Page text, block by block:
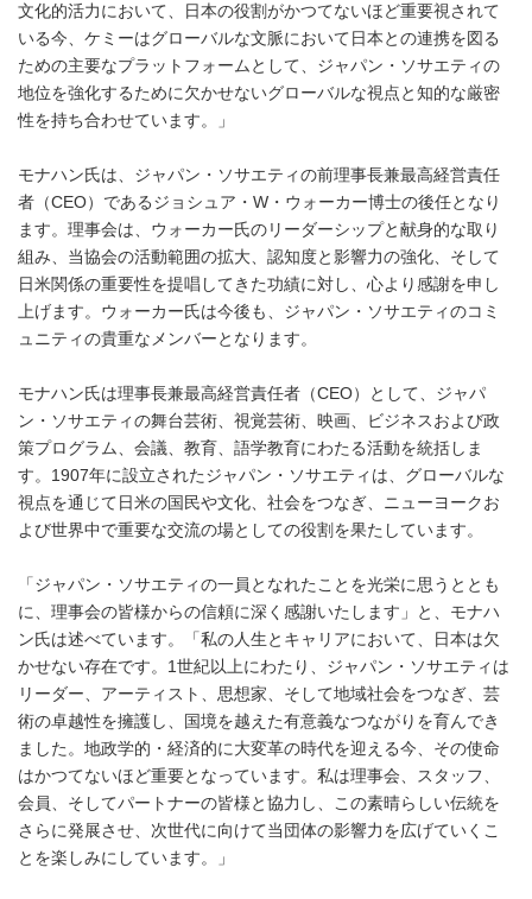
文化的活力において、日本の役割がかつてないほど重要視されて
いる今、ケミーはグローバルな文脈において日本との連携を図る
ための主要なプラットフォームとして、ジャパン・ソサエティの
地位を強化するために欠かせないグローバルな視点と知的な厳密
性を持ち合わせています。」
モナハン氏は、ジャパン・ソサエティの前理事長兼最高経営責任
者（CEO）であるジョシュア・W・ウォーカー博士の後任となり
ます。理事会は、ウォーカー氏のリーダーシップと献身的な取り
組み、当協会の活動範囲の拡大、認知度と影響力の強化、そして
日米関係の重要性を提唱してきた功績に対し、心より感謝を申し
上げます。ウォーカー氏は今後も、ジャパン・ソサエティのコミ
ュニティの貴重なメンバーとなります。
モナハン氏は理事長兼最高経営責任者（CEO）として、ジャパ
ン・ソサエティの舞台芸術、視覚芸術、映画、ビジネスおよび政
策プログラム、会議、教育、語学教育にわたる活動を統括しま
す。1907年に設立されたジャパン・ソサエティは、グローバルな
視点を通じて日米の国民や文化、社会をつなぎ、ニューヨークお
よび世界中で重要な交流の場としての役割を果たしています。
「ジャパン・ソサエティの一員となれたことを光栄に思うととも
に、理事会の皆様からの信頼に深く感謝いたします」と、モナハ
ン氏は述べています。「私の人生とキャリアにおいて、日本は欠
かせない存在です。1世紀以上にわたり、ジャパン・ソサエティは
リーダー、アーティスト、思想家、そして地域社会をつなぎ、芸
術の卓越性を擁護し、国境を越えた有意義なつながりを育んでき
ました。地政学的・経済的に大変革の時代を迎える今、その使命
はかつてないほど重要となっています。私は理事会、スタッフ、
会員、そしてパートナーの皆様と協力し、この素晴らしい伝統を
さらに発展させ、次世代に向けて当団体の影響力を広げていくこ
とを楽しみにしています。」